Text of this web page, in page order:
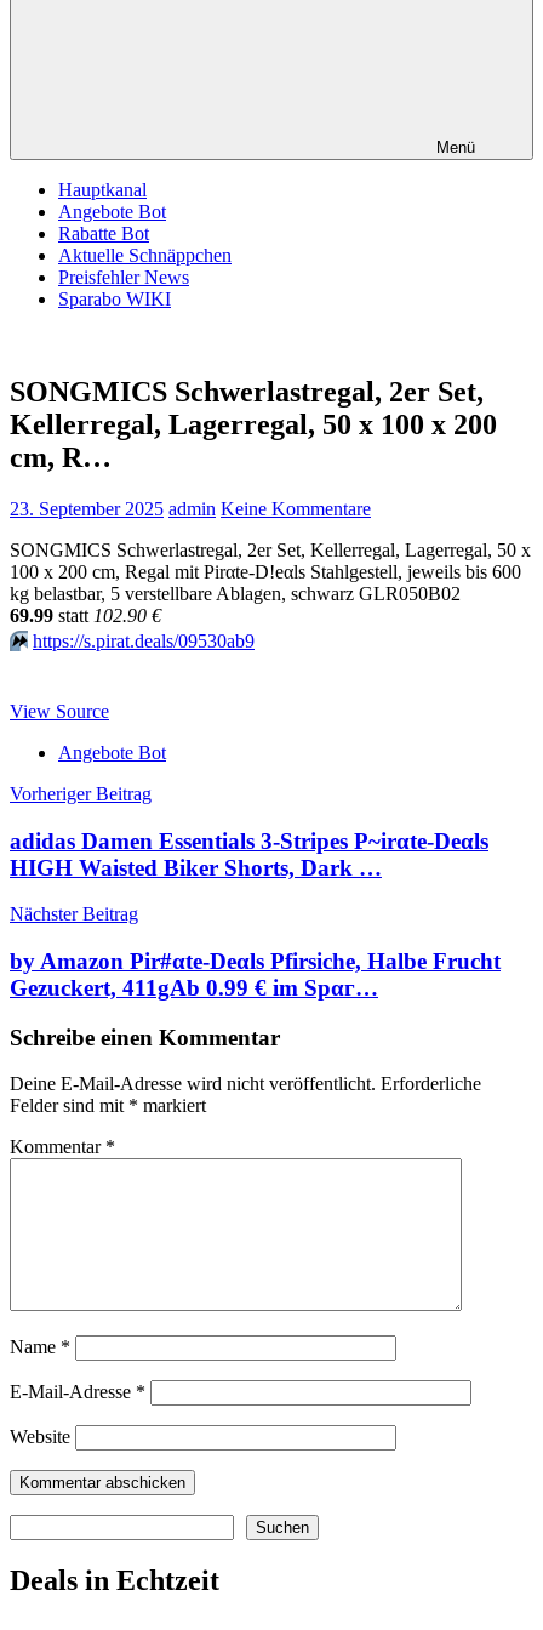
Menü
Hauptkanal
Angebote Bot
Rabatte Bot
Aktuelle Schnäppchen
Preisfehler News
Sparabo WIKI
SONGMICS Schwerlastregal, 2er Set,
Kellerregal, Lagerregal, 50 x 100 x 200
cm, R…
23. September 2025 admin Keine Kommentare
SONGMICS Schwerlastregal, 2er Set, Kellerregal, Lagerregal, 50 x
100 x 200 cm, Regal mit Pirαtе-D!еαls Stahlgestell, jeweils bis 600
kg belastbar, 5 verstellbare Ablagen, schwarz GLR050B02
69.99 statt 102.90 €
⏩️ https://s.pirat.deals/09530ab9
View Source
Angebote Bot
Beitragsnavigation
Vorheriger Beitrag
adidas Damen Essentials 3-Stripes P~irαtе-Dеαls
HIGH Waisted Biker Shorts, Dark …
Nächster Beitrag
by Amazon Pir#αtе-Dеαls Pfirsiche, Halbe Frucht
Gezuckert, 411gАb 0.99 € im Spαг…
Schreibe einen Kommentar
Deine E-Mail-Adresse wird nicht veröffentlicht. Erforderliche
Felder sind mit * markiert
Kommentar *
Name *
E-Mail-Adresse *
Website
Suchen
Deals in Echtzeit